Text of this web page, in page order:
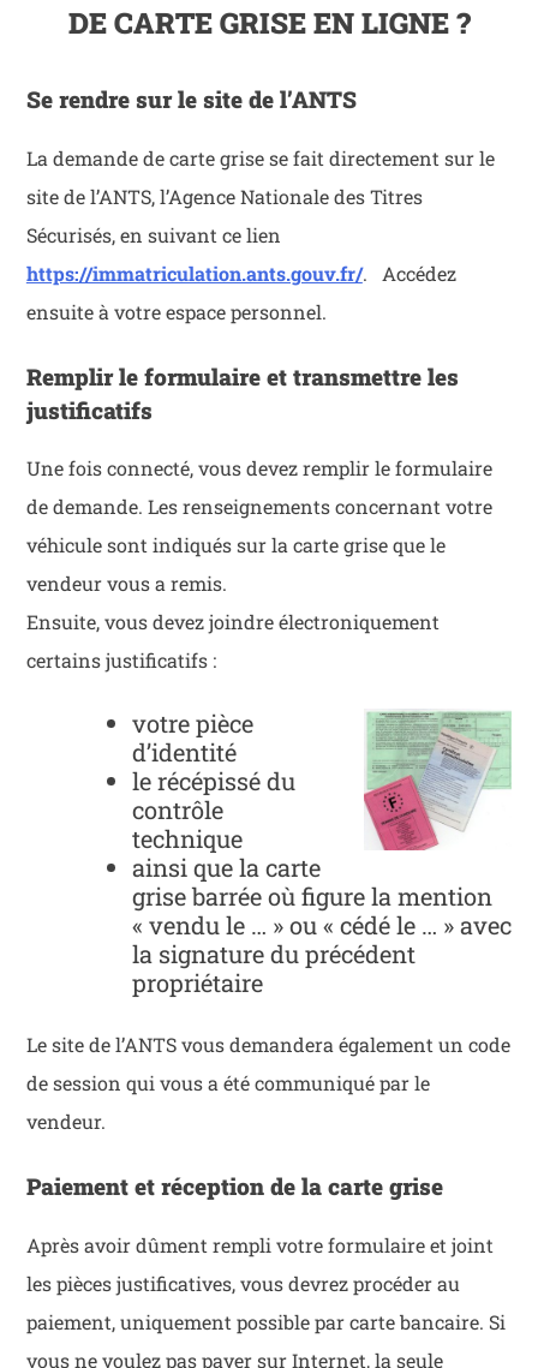
DE CARTE GRISE EN LIGNE ?
Se rendre sur le site de l’ANTS
La demande de carte grise se fait directement sur le
site de l’ANTS, l’Agence Nationale des Titres
Sécurisés, en suivant ce lien
https://immatriculation.ants.gouv.fr/. Accédez
ensuite à votre espace personnel.
Remplir le formulaire et transmettre les
justificatifs
Une fois connecté, vous devez remplir le formulaire
de demande. Les renseignements concernant votre
véhicule sont indiqués sur la carte grise que le
vendeur vous a remis.
Ensuite, vous devez joindre électroniquement
certains justificatifs :
votre pièce
d’identité
le récépissé du
contrôle
technique
ainsi que la carte
grise barrée où figure la mention
« vendu le … » ou « cédé le … » avec
la signature du précédent
propriétaire
Le site de l’ANTS vous demandera également un code
de session qui vous a été communiqué par le
vendeur.
Paiement et réception de la carte grise
Après avoir dûment rempli votre formulaire et joint
les pièces justificatives, vous devrez procéder au
paiement, uniquement possible par carte bancaire. Si
vous ne voulez pas payer sur Internet, la seule